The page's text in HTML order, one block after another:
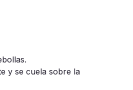
y se cuela sobre la